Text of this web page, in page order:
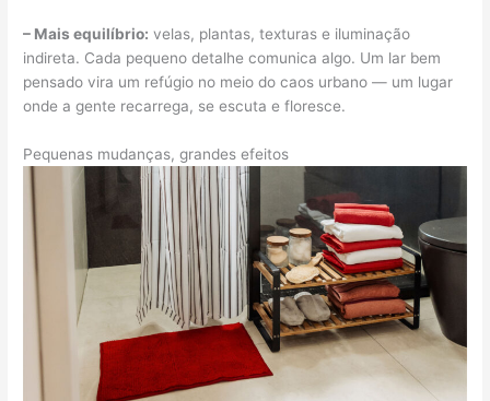
– Mais equilíbrio: velas, plantas, texturas e iluminação
indireta. Cada pequeno detalhe comunica algo. Um lar bem
pensado vira um refúgio no meio do caos urbano — um lugar
onde a gente recarrega, se escuta e floresce.
Pequenas mudanças, grandes efeitos